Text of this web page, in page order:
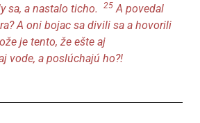
sa, a nastalo ticho.
25 A povedal
? A oni bojac sa divili sa a hovorili
je tento, že ešte aj
vode, a poslúchajú ho?!